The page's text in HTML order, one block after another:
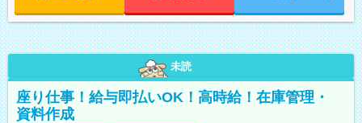
未読
座り仕事！給与即払いOK！高時給！在庫管理・
資料作成